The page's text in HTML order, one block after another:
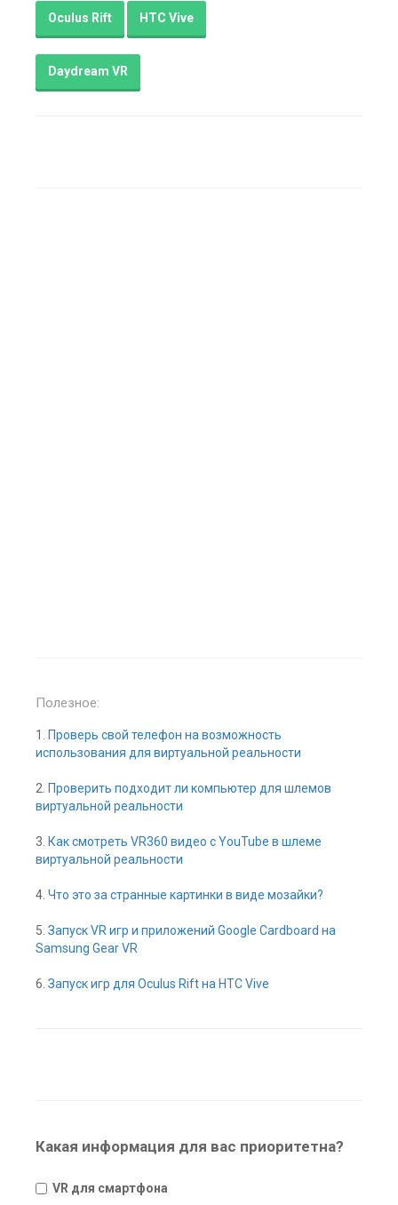
Oculus Rift HTC Vive
Daydream VR
Полезное:
1. Проверь свой телефон на возможность
использования для виртуальной реальности
2. Проверить подходит ли компьютер для шлемов
виртуальной реальности
3. Как смотреть VR360 видео с YouTube в шлеме
виртуальной реальности
4. Что это за странные картинки в виде мозайки?
5. Запуск VR игр и приложений Google Cardboard на
Samsung Gear VR
6. Запуск игр для Oculus Rift на HTC Vive
Какая информация для вас приоритетна?
VR для смартфона